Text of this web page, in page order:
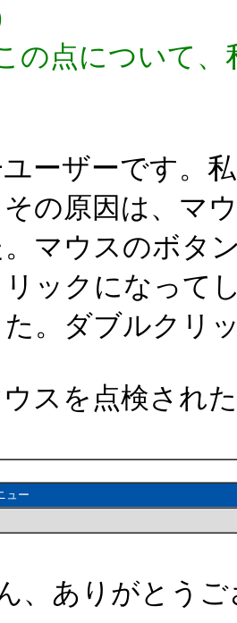
の点について
ーザーです。
その原因は、マ
マウスのボタ
ックになって
。ダブルクリ
スを点検され
ュー
、ありがとう